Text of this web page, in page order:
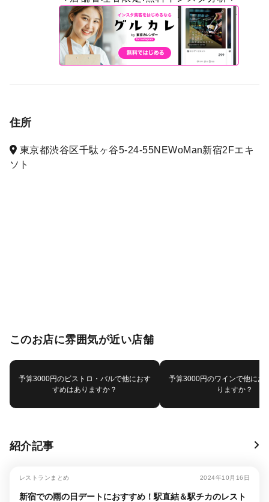
住所
東京都渋谷区千駄ヶ谷5-24-55NEWoMan新宿2Fエキ
ソト
このお店に雰囲気が近い店舗
予算3000円のビストロ・バルで他におす
すめはありますか？
予算3000円のワインで他にお
りますか？
紹介記事
レストランまとめ 2024年10月16日
新宿での雨の日デートにおすすめ！駅直結＆駅チカのレスト